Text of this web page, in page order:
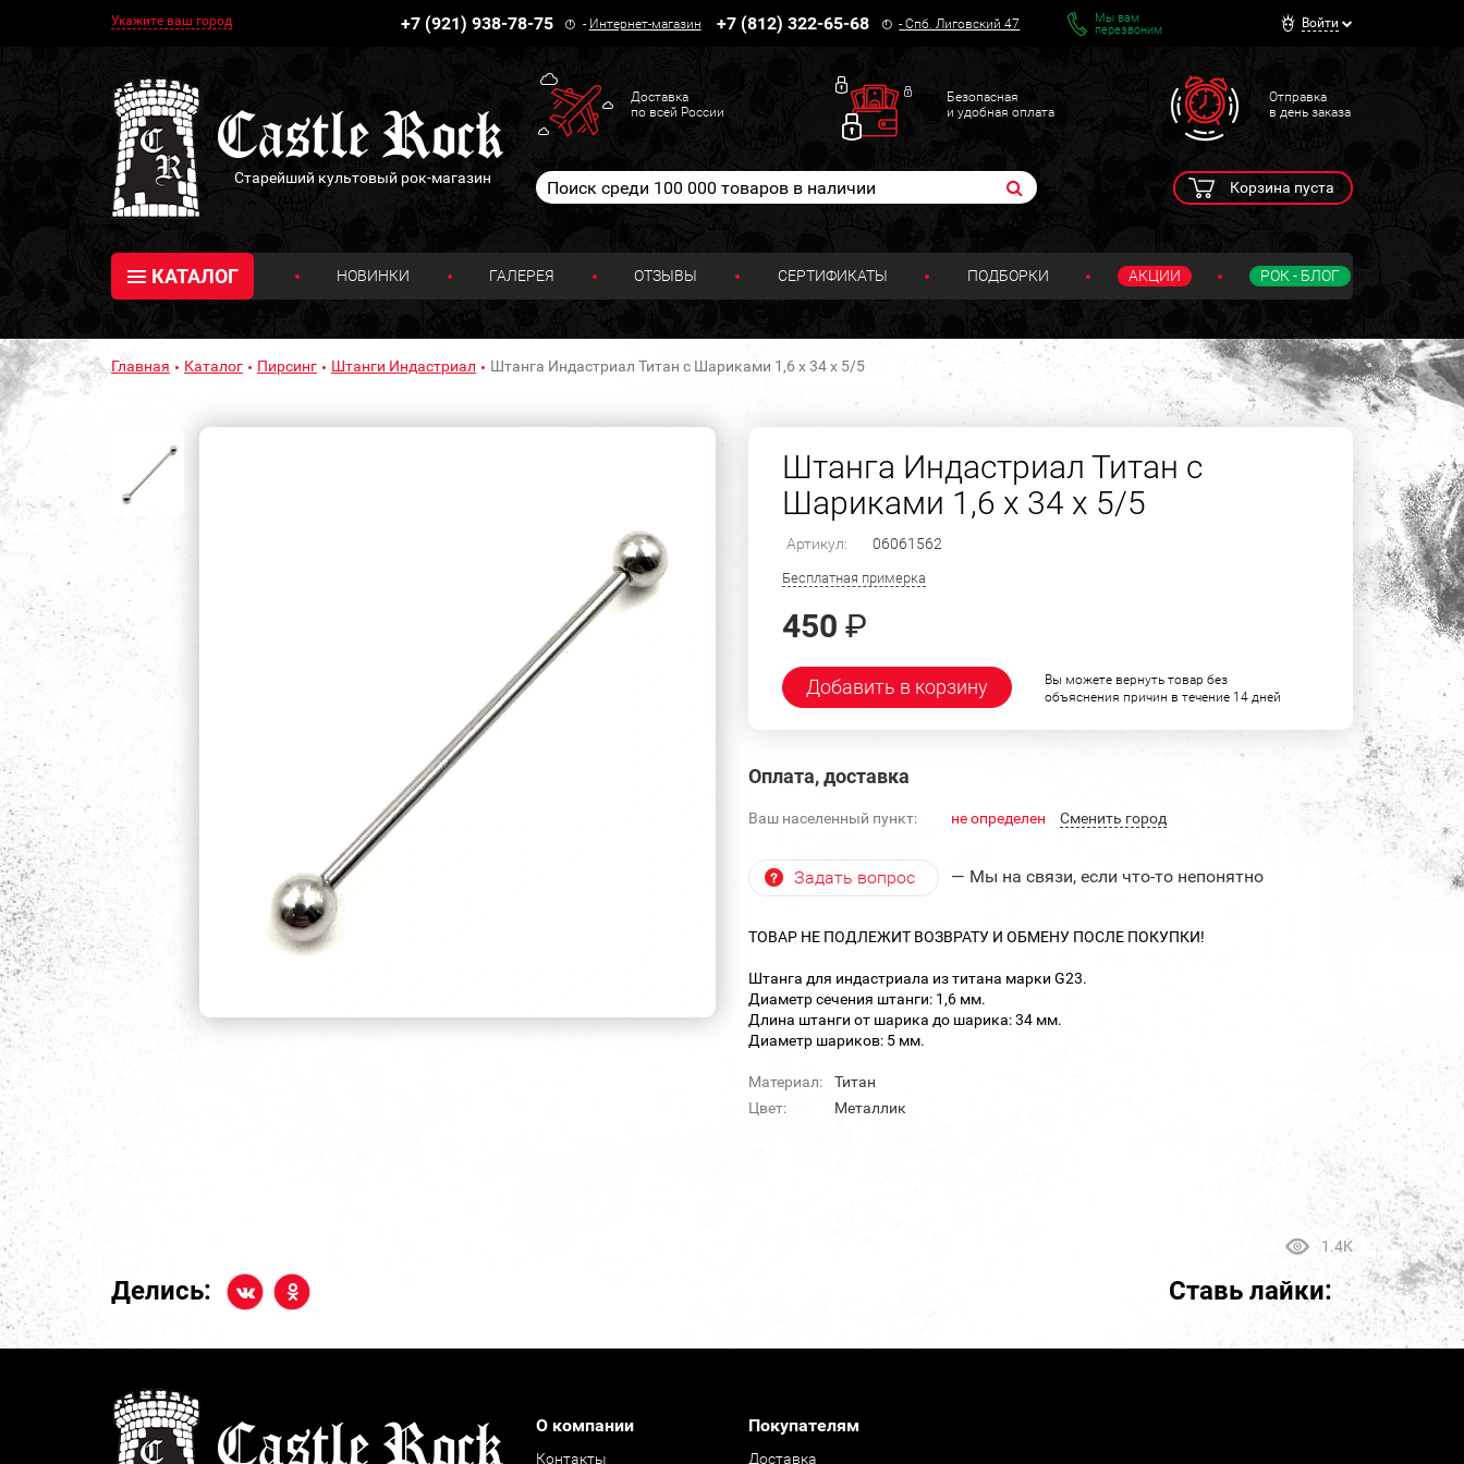
Укажите ваш город +7 (921) 938-78-75 - Интернет-магазин +7 (812) 322-65-68 -Спб. Лиговский 47
Мы вам
перезвоним
Войти
Старейший культовый рок-магазин
Доставка
по всей России
Безопасная
и удобная оплата
Отправка
в день заказа
Корзина пуста
КАТАЛОГ НОВИНКИ ГАЛЕРЕЯ ОТЗЫВЫ СЕРТИФИКАТЫ ПОДБОРКИ АКЦИИ РОК - БЛОГ
Главная Каталог Пирсинг Штанги Индастриал Штанга Индастриал Титан с Шариками 1,6 х 34 х 5/5
Штанга Индастриал Титан с
Шариками 1,6 х 34 х 5/5
Артикул: 06061562
Бесплатная примерка
450 ₽
Добавить в корзину
Вы можете вернуть товар без
объяснения причин в течение 14 дней
Оплата, доставка
Ваш населенный пункт: не определен Cменить город
Задать вопрос — Мы на связи, если что-то непонятно
ТОВАР НЕ ПОДЛЕЖИТ ВОЗВРАТУ И ОБМЕНУ ПОСЛЕ ПОКУПКИ!
Штанга для индастриала из титана марки G23.
Диаметр сечения штанги: 1,6 мм.
Длина штанги от шарика до шарика: 34 мм.
Диаметр шариков: 5 мм.
Материал:
Титан
Цвет:
Металлик
1.4K
Делись: Ставь лайки:
О компании
Контакты
Покупателям
Доставка